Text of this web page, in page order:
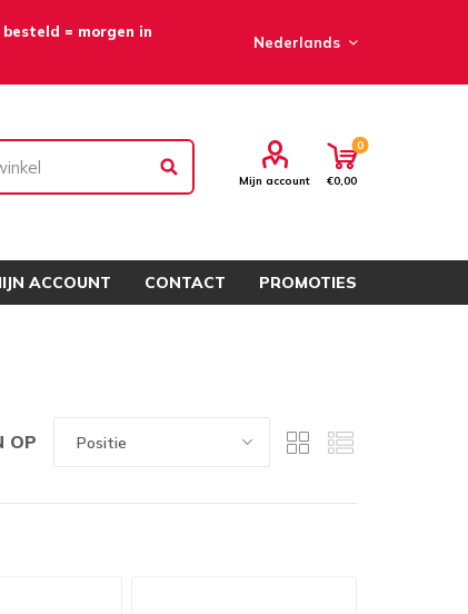
besteld = morgen in
Mijn account
0
€0,00
ACCOUNT CONTACT PROMOTIES
OP